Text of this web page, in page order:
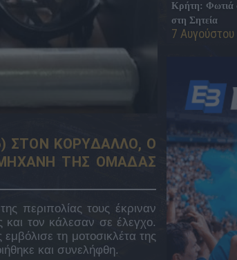
ΣΤΟΝ ΚΟΡΥΔΑΛΛΟ, Ο
ΜΗΧΑΝΗ ΤΗΣ ΟΜΑΔΑΣ
περιπολίας τους έκριναν
και τον κάλεσαν σε έλεγχο.
τη μοτοσικλέτα της
και συνελήφθη.
Κρήτη: Φωτιά
στη Σητεία
7
ΠΑΟΚ: Το
Σουαλιό Μεϊτέ
7 Αυγούστου
Αστέρας
με 2-0 του
στην Τρίπολη
7
Ραντεβού
Νίκολιτς για
7